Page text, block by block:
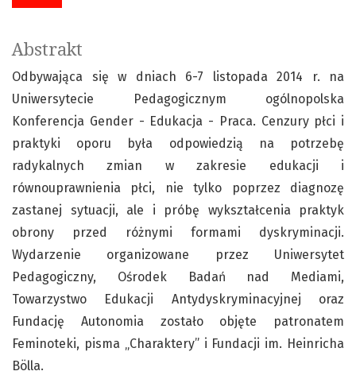
Abstrakt
Odbywająca się w dniach 6-7 listopada 2014 r. na
Uniwersytecie Pedagogicznym ogólnopolska
Konferencja Gender - Edukacja - Praca. Cenzury płci i
praktyki oporu była odpowiedzią na potrzebę
radykalnych zmian w zakresie edukacji i
równouprawnienia płci, nie tylko poprzez diagnozę
zastanej sytuacji, ale i próbę wykształcenia praktyk
obrony przed różnymi formami dyskryminacji.
Wydarzenie organizowane przez Uniwersytet
Pedagogiczny, Ośrodek Badań nad Mediami,
Towarzystwo Edukacji Antydyskryminacyjnej oraz
Fundację Autonomia zostało objęte patronatem
Feminoteki, pisma „Charaktery” i Fundacji im. Heinricha
Bölla.